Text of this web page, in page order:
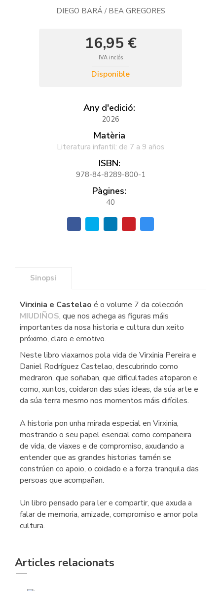
DIEGO BARÁ / BEA GREGORES
16,95 €
IVA inclós
Disponible
Any d'edició:
2026
Matèria
Literatura infantil: de 7 a 9 años
ISBN:
978-84-8289-800-1
Pàgines:
40
Sinopsi
Virxinia e Castelao é o volume 7 da colección
MIUDIÑOS, que nos achega as figuras máis
importantes da nosa historia e cultura dun xeito
próximo, claro e emotivo.
Neste libro viaxamos pola vida de Virxinia Pereira e
Daniel Rodríguez Castelao, descubrindo como
medraron, que soñaban, que dificultades atoparon e
como, xuntos, coidaron das súas ideas, da súa arte e
da súa terra mesmo nos momentos máis difíciles.
A historia pon unha mirada especial en Virxinia,
mostrando o seu papel esencial como compañeira
de vida, de viaxes e de compromiso, axudando a
entender que as grandes historias tamén se
constrúen co apoio, o coidado e a forza tranquila das
persoas que acompañan.
Un libro pensado para ler e compartir, que axuda a
falar de memoria, amizade, compromiso e amor pola
cultura.
Articles relacionats